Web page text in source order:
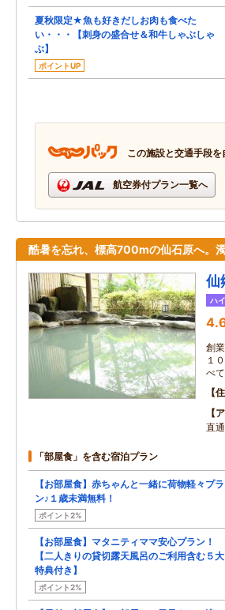
夏秋限定★魚も好きだしお肉も食べた
い・・・【刺身の盛合せ＆和牛しゃぶしゃ
ぶ】
ポイントUP
この施設と交通手段
航空券付プラン一覧へ
酷暑を忘れ、標高700mの仙石原へ。
仙
ハ
創
１
べ
直
「部屋食」を含む宿泊プラン
【お部屋食】赤ちゃんと一緒に荷物軽々プラ
ン♪１歳未満無料！
ポイント2%
【お部屋食】マタニティママ安心プラン！
【二人きりの貸切露天風呂のご利用含む５大
特典付き】
ポイント2%